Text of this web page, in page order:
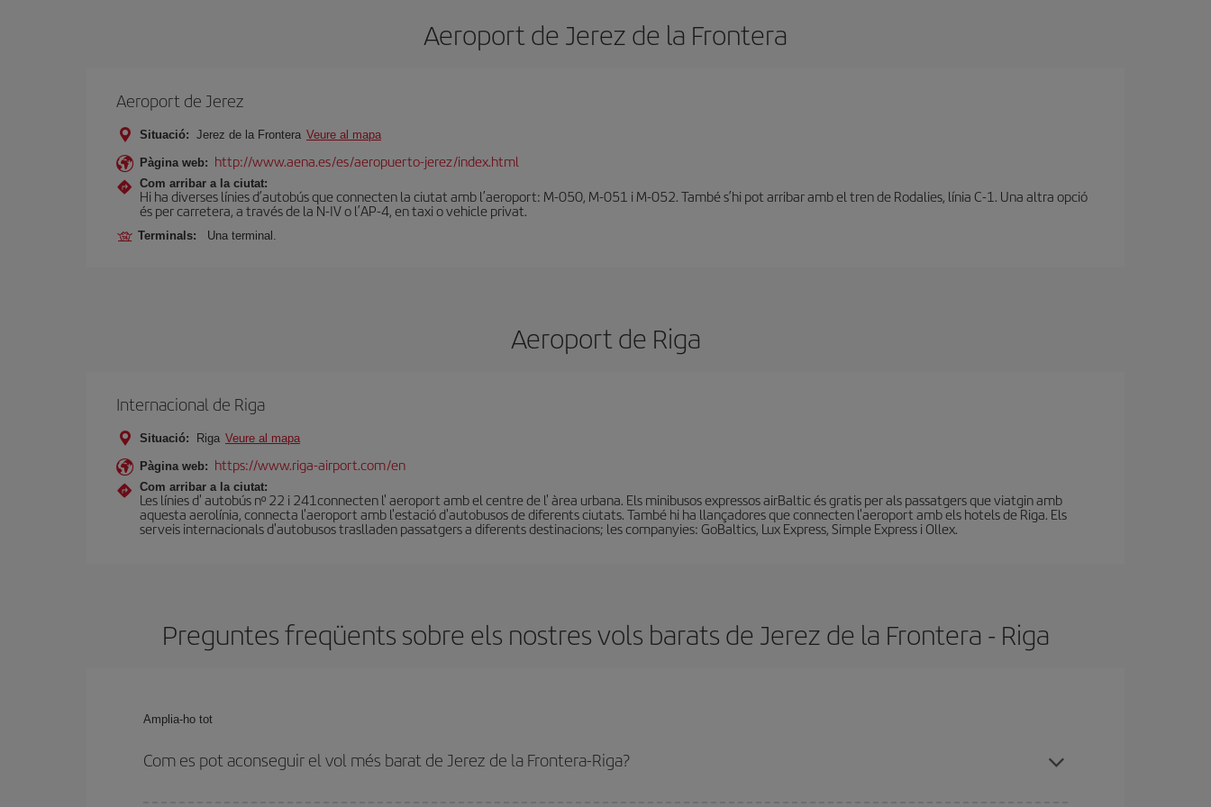
Aeroport de Jerez de la Frontera
Aeroport de Jerez
Situació: Jerez de la Frontera Veure al mapa
Pàgina web: http://www.aena.es/es/aeropuerto-jerez/index.html
Com arribar a la ciutat:
Hi ha diverses línies d’autobús que connecten la ciutat amb l’aeroport: M-050, M-051 i M-052. També s’hi pot arribar amb el tren de Rodalies, línia C-1. Una altra opció
és per carretera, a través de la N-IV o l’AP-4, en taxi o vehicle privat.
Terminals: Una terminal.
Aeroport de Riga
Internacional de Riga
Situació: Riga Veure al mapa
Pàgina web: https://www.riga-airport.com/en
Com arribar a la ciutat:
Les línies d' autobús nº 22 i 241connecten l' aeroport amb el centre de l' àrea urbana. Els minibusos expressos airBaltic és gratis per als passatgers que viatgin amb
aquesta aerolínia, connecta l'aeroport amb l'estació d'autobusos de diferents ciutats. També hi ha llançadores que connecten l'aeroport amb els hotels de Riga. Els
serveis internacionals d'autobusos traslladen passatgers a diferents destinacions; les companyies: GoBaltics, Lux Express, Simple Express i Ollex.
Preguntes freqüents sobre els nostres vols barats de Jerez de la Frontera - Riga
Amplia-ho tot
Com es pot aconseguir el vol més barat de Jerez de la Frontera-Riga?